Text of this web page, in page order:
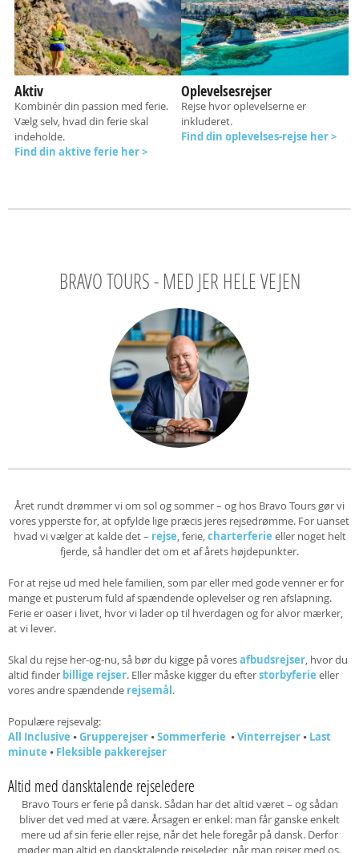
Aktiv
Kombinér din passion med ferie.
Vælg selv, hvad din ferie skal
indeholde.
Find din aktive ferie her >
Oplevelsesrejser
Rejse hvor oplevelserne er
inkluderet.
Find din oplevelses-rejse her >
BRAVO TOURS - MED JER HELE VEJEN
Året rundt drømmer vi om sol og sommer – og hos Bravo Tours gør vi
vores ypperste for, at opfylde lige præcis jeres rejsedrømme. For uanset
hvad vi vælger at kalde det – rejse, ferie,charterferie eller noget helt
fjerde, så handler det om et af årets højdepunkter.
For at rejse ud med hele familien, som par eller med gode venner er for
mange et pusterum fuld af spændende oplevelser og ren afslapning.
Ferie er oaser i livet, hvor vi lader op til hverdagen og for alvor mærker,
at vi lever.
Skal du rejse her-og-nu, så bør du kigge på voresafbudsrejser, hvor du
altid finder billige rejser. Eller måske kigger du efterstorbyferie eller
vores andre spændende rejsemål.
Populære rejsevalg:
All Inclusive ⦁Grupperejser ⦁Sommerferie ⦁Vinterrejser ⦁ Last
minute ⦁ Fleksible pakkerejser
Altid med dansktalende rejseledere
Bravo Tours er ferie på dansk. Sådan har det altid været – og sådan
bliver det ved med at være. Årsagen er enkel: man får ganske enkelt
mere ud af sin ferie eller rejse, når det hele foregår på dansk. Derfor
møder man altid en dansktalende rejseleder, når man rejser med os.